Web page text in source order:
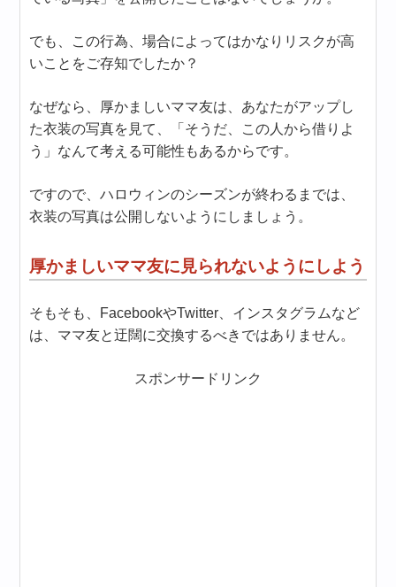
でも、この行為、場合によってはかなりリスクが高
いことをご存知でしたか？
なぜなら、厚かましいママ友は、あなたがアップし
た衣装の写真を見て、「そうだ、この人から借りよ
う」なんて考える可能性もあるからです。
ですので、ハロウィンのシーズンが終わるまでは、
衣装の写真は公開しないようにしましょう。
厚かましいママ友に見られないようにしよう
そもそも、FacebookやTwitter、インスタグラムなど
は、ママ友と迂闊に交換するべきではありません。
スポンサードリンク